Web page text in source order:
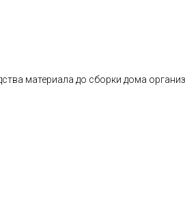
материала до сборки дома